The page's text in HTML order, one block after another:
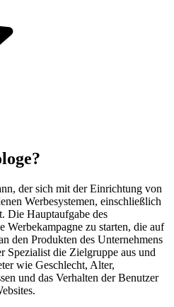
der sich mit der Einrichtung von
Werbesystemen, einschließlich
Die Hauptaufgabe des
Werbekampagne zu starten, die auf
den Produkten des Unternehmens
Spezialist die Zielgruppe aus und
wie Geschlecht, Alter,
und das Verhalten der Benutzer